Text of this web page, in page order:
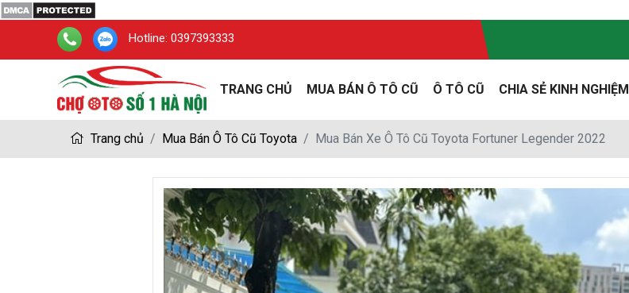
Hotline: 0397393333
TRANG CHỦ MUA BÁN Ô TÔ CŨ Ô TÔ CŨ CHIA SẺ KINH NGHIỆM
Trang chủ Mua Bán Ô Tô Cũ Toyota Mua Bán Xe Ô Tô Cũ Toyota Fortuner Legender 2022